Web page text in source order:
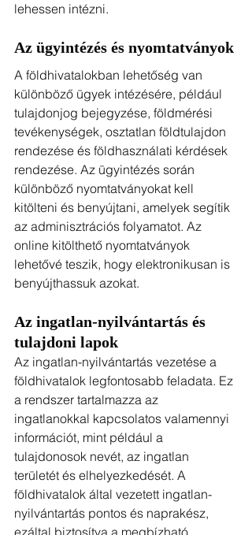
lehessen intézni.
Az ügyintézés és nyomtatványok
A földhivatalokban lehetőség van
különböző ügyek intézésére, például
tulajdonjog bejegyzése, földmérési
tevékenységek, osztatlan földtulajdon
rendezése és földhasználati kérdések
rendezése. Az ügyintézés során
különböző nyomtatványokat kell
kitölteni és benyújtani, amelyek segítik
az adminisztrációs folyamatot. Az
online kitölthető nyomtatványok
lehetővé teszik, hogy elektronikusan is
benyújthassuk azokat.
Az ingatlan-nyilvántartás és
tulajdoni lapok
Az ingatlan-nyilvántartás vezetése a
földhivatalok legfontosabb feladata. Ez
a rendszer tartalmazza az
ingatlanokkal kapcsolatos valamennyi
információt, mint például a
tulajdonosok nevét, az ingatlan
területét és elhelyezkedését. A
földhivatalok által vezetett ingatlan-
nyilvántartás pontos és naprakész,